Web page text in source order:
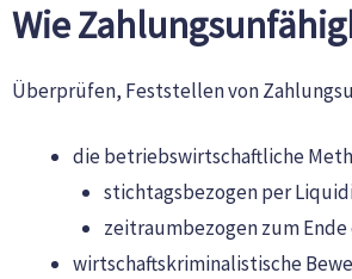
Wie
Überprüfen, Feststellen von
die betriebswirtschaftliche
stichtagsbezogen per
zeitraumbezogen zum
wirtschaftskriminalistische